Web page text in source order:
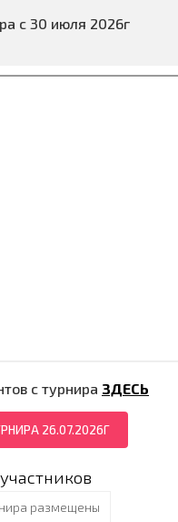
с 30 июля 2026г
с турнира ЗДЕСЬ
26.07.2026Г